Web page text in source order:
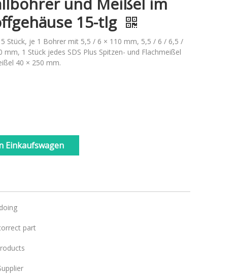
15-tlg
Stück, je 1 Bohrer mit 5,5 / 6 × 110 mm, 5,5 / 6 / 6,5 /
1 Stück jedes SDS Plus Spitzen- und Flachmeißel
40 × 250 mm.
Einkaufswagen
part